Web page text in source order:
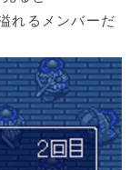
れるメンバーだ